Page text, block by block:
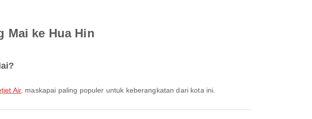
Mai ke Hua Hin
Air, maskapai paling populer untuk keberangkatan dari kota ini.